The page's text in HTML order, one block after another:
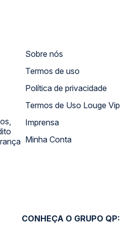
Sobre nós
Termos de uso
Política de privacidade
Termos de Uso Louge Vip
Imprensa
Minha Conta
CONHEÇA O GRUPO QP: